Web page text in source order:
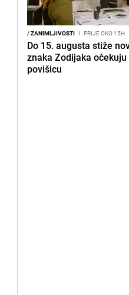
/ZANIMLJIVOSTI I PRIJE OKO 15H
Do 15. augusta stiže
znaka Zodijaka
povišicu